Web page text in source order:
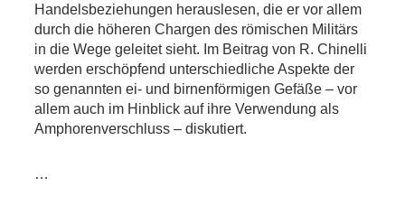
Handelsbeziehungen herauslesen, die er vor allem
durch die höheren Chargen des römischen Militärs
in die Wege geleitet sieht. Im Beitrag von R. Chinelli
werden erschöpfend unterschiedliche Aspekte der
so genannten ei- und birnenförmigen Gefäße – vor
allem auch im Hinblick auf ihre Verwendung als
Amphorenverschluss – diskutiert.
…